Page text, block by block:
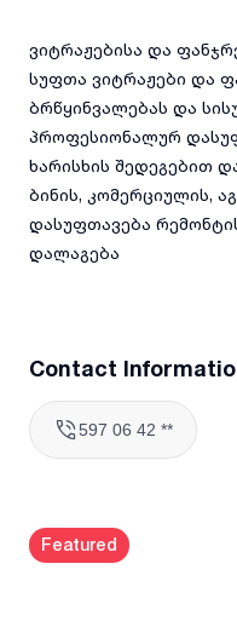
ვიტრაჟებისა და
სუფთა ვიტრაჟები და
ბრწყინვალებას და
პროფესიონალურ
ხარისხის შედეგებით
ბინის, კომერციულის,
დასუფთავება
დალაგება
Contact
597 06 42 **
Featured